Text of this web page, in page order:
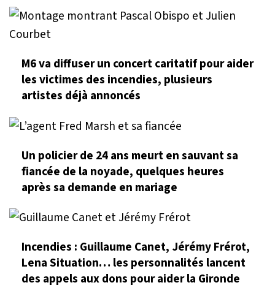
M6 va diffuser un concert caritatif pour aider
les victimes des incendies, plusieurs
artistes déjà annoncés
Un policier de 24 ans meurt en sauvant sa
fiancée de la noyade, quelques heures
après sa demande en mariage
Incendies : Guillaume Canet, Jérémy Frérot,
Lena Situation… les personnalités lancent
des appels aux dons pour aider la Gironde